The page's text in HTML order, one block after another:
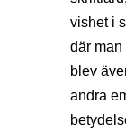
vishet i
där man
blev
andra